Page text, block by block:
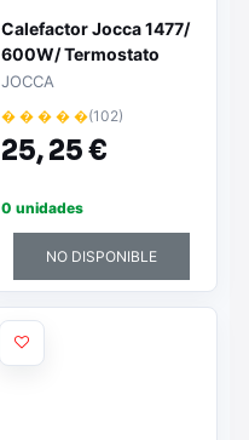
Calefactor Jocca 1477/
600W/ Termostato
Regulable
JOCCA
� � � � �(102)
25,25 €
0 unidades
NO DISPONIBLE